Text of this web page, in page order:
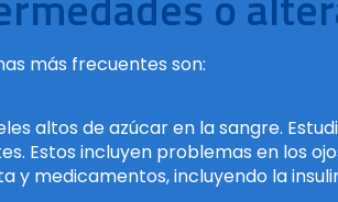
más frecuentes son:
altos de azúcar en la sangre.
Estos incluyen problemas en los
medicamentos, incluyendo la